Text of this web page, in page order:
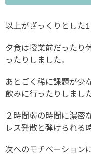
以上がざっくりとした1
夕食は授業前だったり
ったりしました。
あとごく稀に課題が少
飲みに行ったりしまし
２時間弱の時間に濃密
レス発散と弾けられる
次へのモチベーション